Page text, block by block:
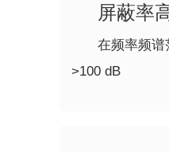
屏蔽率
在频率频谱
>100 dB